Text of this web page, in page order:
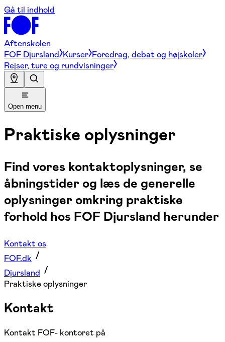
Gå til indhold
Aftenskolen
FOF Djursland Kurser Foredrag, debat og højskoler
Rejser, ture og rundvisninger
Open menu
Praktiske oplysninger
Find vores kontaktoplysninger, se
åbningstider og læs de generelle
oplysninger omkring praktiske
forhold hos FOF Djursland herunder
Kontakt os
FOF.dk
Djursland
Praktiske oplysninger
Kontakt
Kontakt FOF- kontoret på